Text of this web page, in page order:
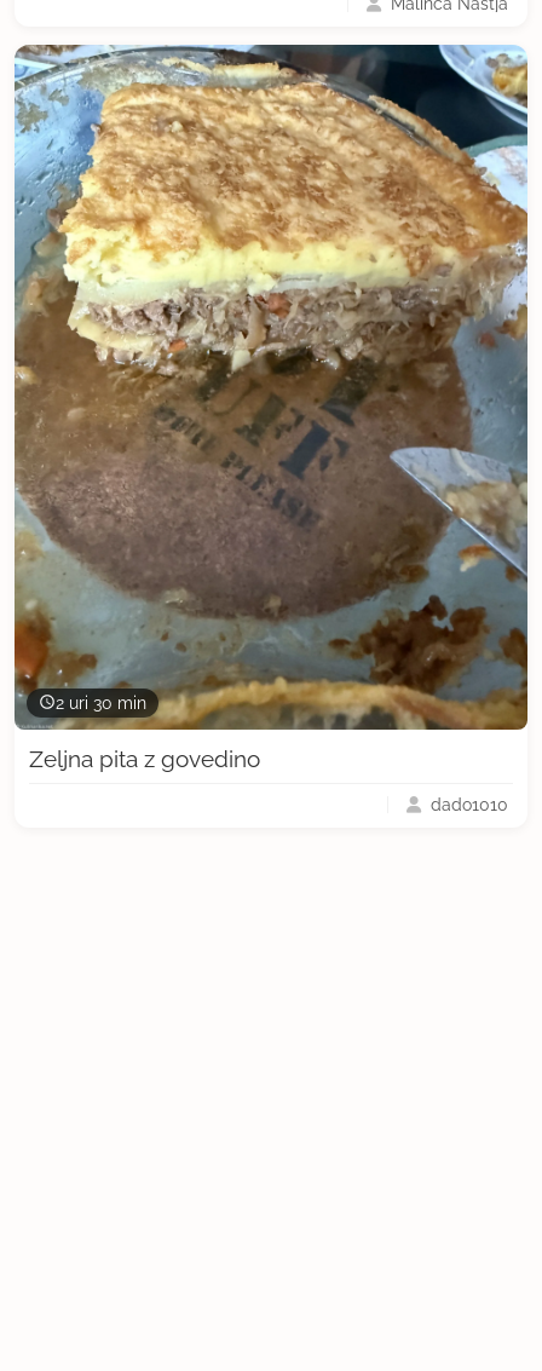
2 uri 30 min
Zeljna pita z govedino
dado1010